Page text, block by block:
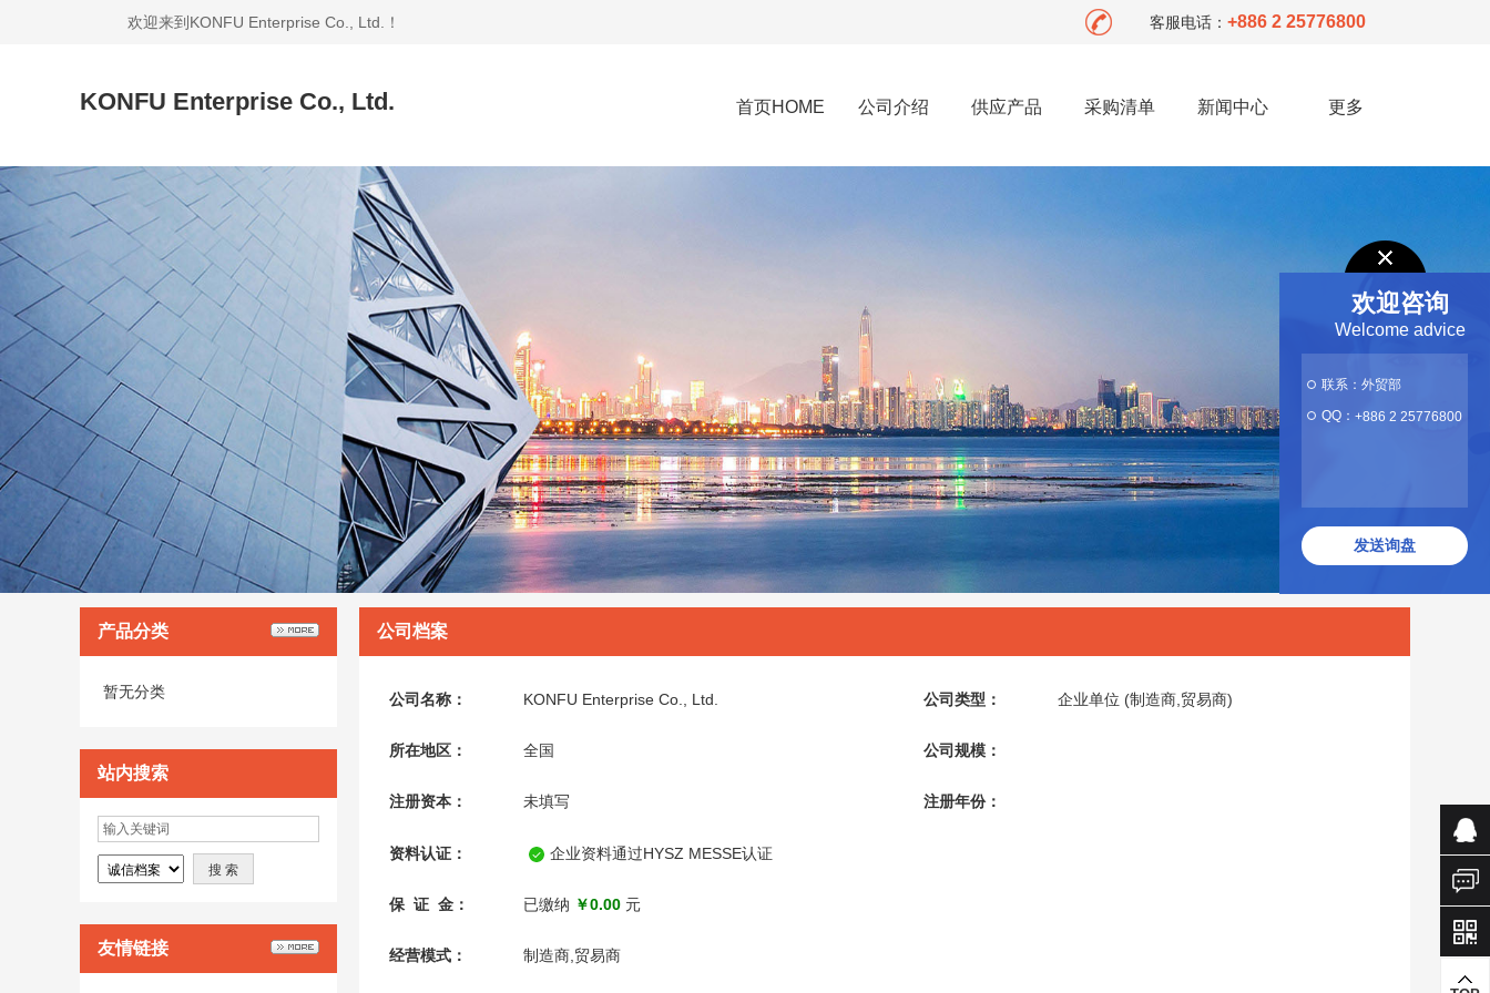
欢迎来到KONFU Enterprise Co., Ltd.！ 客服电话： +886 2 25776800
KONFU Enterprise Co., Ltd. 首页HOME 公司介绍 供应产品 采购清单 新闻中心 更多
产品分类
暂无分类
站内搜索
友情链接
公司档案
公司名称： KONFU Enterprise Co., Ltd. 公司类型： 企业单位 (制造商,贸易商)
所在地区： 全国 公司规模：
注册资本： 未填写 注册年份：
资料认证： 企业资料通过HYSZ MESSE认证
保 证 金： 已缴纳 ￥0.00 元
经营模式： 制造商,贸易商
欢迎咨询
Welcome advice
联系：外贸部
QQ： +886 2 25776800
发送询盘